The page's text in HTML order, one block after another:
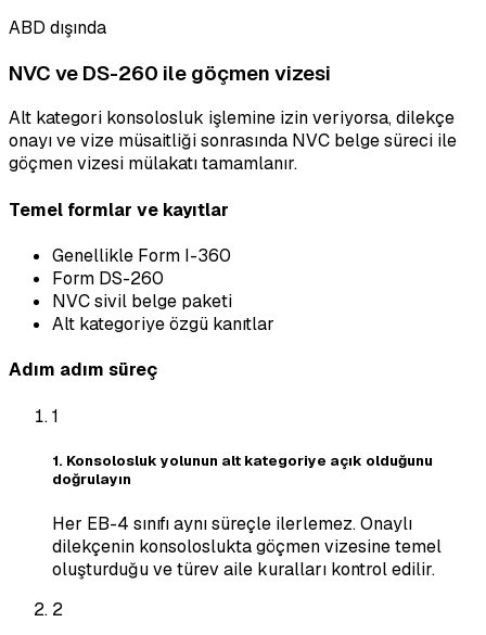
ABD dışında
NVC ve DS-260 ile göçmen vizesi
Alt kategori konsolosluk işlemine izin veriyorsa, dilekçe
onayı ve vize müsaitliği sonrasında NVC belge süreci ile
göçmen vizesi mülakatı tamamlanır.
Temel formlar ve kayıtlar
Genellikle Form I-360
Form DS-260
NVC sivil belge paketi
Alt kategoriye özgü kanıtlar
Adım adım süreç
1
1. Konsolosluk yolunun alt kategoriye açık olduğunu
doğrulayın
Her EB-4 sınıfı aynı süreçle ilerlemez. Onaylı
dilekçenin konsoloslukta göçmen vizesine temel
oluşturduğu ve türev aile kuralları kontrol edilir.
2